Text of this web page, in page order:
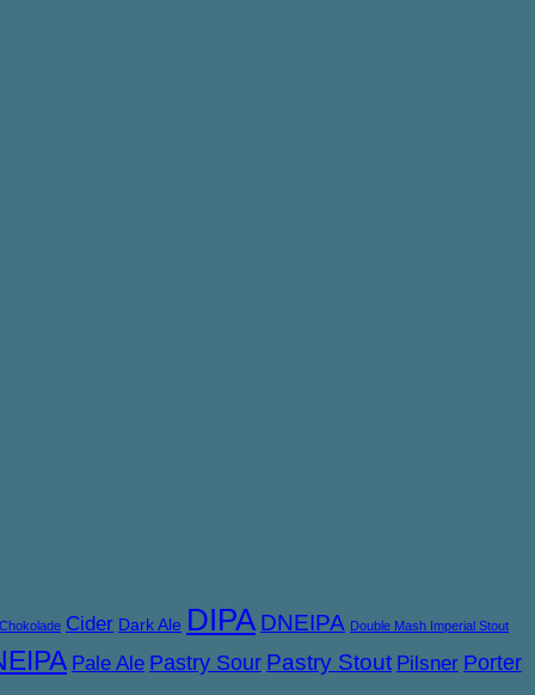
Chokolade Cider Dark Ale DIPA DNEIPA Double Mash Imperial Stout
Pale Ale Pastry Sour Pastry Stout Pilsner Porter